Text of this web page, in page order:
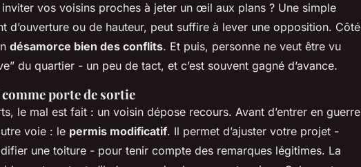
vos voisins proches à jeter un œil aux plans ? Une simple
d’ouverture ou de hauteur, peut suffire à lever une opposition. Côté
désamorce bien des conflits. Et puis, personne ne veut être vu
du quartier - un peu de tact, et c’est souvent gagné d’avance.
porte de sortie
le mal est fait : un voisin dépose recours. Avant d’entrer en guerre
voie : le permis modificatif. Il permet d’ajuster votre projet -
une toiture - pour tenir compte des remarques légitimes. La